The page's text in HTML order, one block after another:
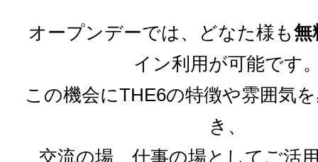
オープンデーでは、どなた様も無
イン利用が可能です
この機会にTHE6の特徴や雰囲気
き、
交流の場、仕事の場としてご活